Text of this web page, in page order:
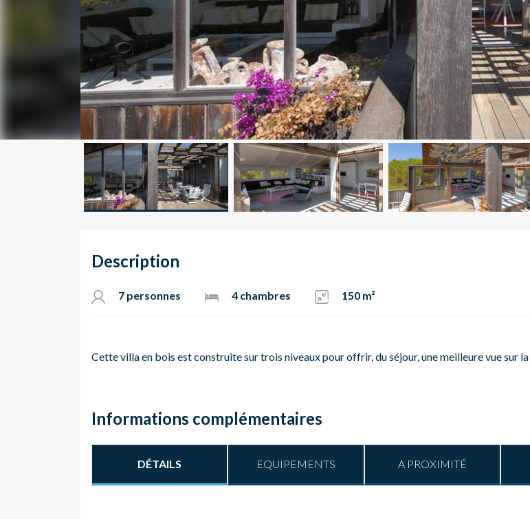
Description
7 personnes 4 chambres 150 m²
Cette villa en bois est construite sur trois niveaux pour offrir, du séjour, une meilleure vue sur la
Informations complémentaires
DÉTAILS EQUIPEMENTS A PROXIMITÉ